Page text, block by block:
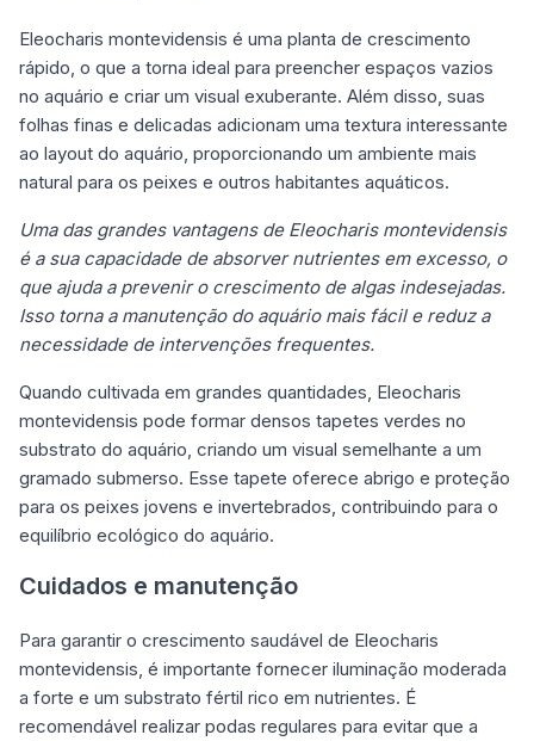
Eleocharis montevidensis é uma planta de crescimento
rápido, o que a torna ideal para preencher espaços vazios
no aquário e criar um visual exuberante. Além disso, suas
folhas finas e delicadas adicionam uma textura interessante
ao layout do aquário, proporcionando um ambiente mais
natural para os peixes e outros habitantes aquáticos.
Uma das grandes vantagens de Eleocharis montevidensis
é a sua capacidade de absorver nutrientes em excesso, o
que ajuda a prevenir o crescimento de algas indesejadas.
Isso torna a manutenção do aquário mais fácil e reduz a
necessidade de intervenções frequentes.
Quando cultivada em grandes quantidades, Eleocharis
montevidensis pode formar densos tapetes verdes no
substrato do aquário, criando um visual semelhante a um
gramado submerso. Esse tapete oferece abrigo e proteção
para os peixes jovens e invertebrados, contribuindo para o
equilíbrio ecológico do aquário.
Cuidados e manutenção
Para garantir o crescimento saudável de Eleocharis
montevidensis, é importante fornecer iluminação moderada
a forte e um substrato fértil rico em nutrientes. É
recomendável realizar podas regulares para evitar que a